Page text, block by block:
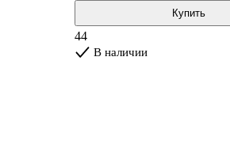
Купить
44
В наличии